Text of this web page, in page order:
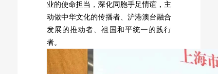
业的使命担当，深化同胞手足情谊，主
动做中华文化的传播者、沪港澳台融合
发展的推动者、祖国和平统一的践行
者。